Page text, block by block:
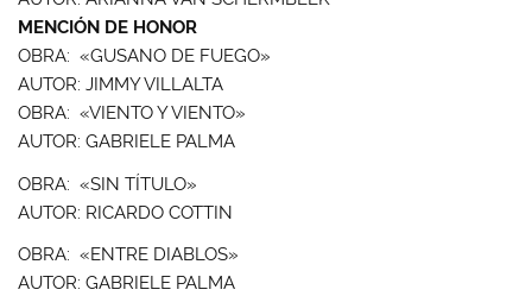
MENCIÓN DE HONOR
OBRA: «GUSANO DE FUEGO»
AUTOR: JIMMY VILLALTA
OBRA: «VIENTO Y VIENTO»
AUTOR: GABRIELE PALMA
OBRA: «SIN TÍTULO»
AUTOR: RICARDO COTTIN
OBRA: «ENTRE DIABLOS»
AUTOR: GABRIELE PALMA